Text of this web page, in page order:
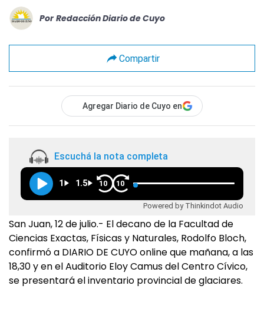
Por Redacción Diario de Cuyo
Compartir
Agregar Diario de Cuyo en
Escuchá la nota completa
1 1.5 10 10
Powered by Thinkindot Audio
San Juan, 12 de julio.- El decano de la Facultad de
Ciencias Exactas, Físicas y Naturales, Rodolfo Bloch,
confirmó a DIARIO DE CUYO online que mañana, a las
18,30 y en el Auditorio Eloy Camus del Centro Cívico,
se presentará el inventario provincial de glaciares.